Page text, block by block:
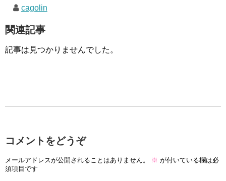
cagolin
関連記事
記事は見つかりませんでした。
コメントをどうぞ
メールアドレスが公開されることはありません。 ※ が付いている欄は必
須項目です